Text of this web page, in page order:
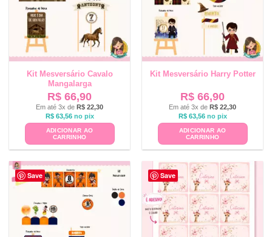
Kit Mesversário Cavalo
Mangalarga
R$ 66,90
Em até 3x de R$ 22,30
R$63,56 no pix
ADICIONAR AO
CARRINHO
Kit Mesversário Harry Potter
R$ 66,90
Em até 3x de R$ 22,30
R$63,56 no pix
ADICIONAR AO
CARRINHO
Save Save